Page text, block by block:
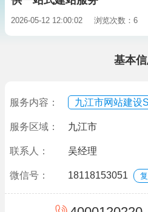
2026-05-12 12:00:02 浏览次数：6
基本
服务内容： 九江市网站建设
服务区域： 九江市
联系人： 吴经理
微信号： 18118153051